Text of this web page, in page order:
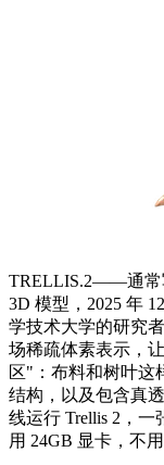
TRELLIS.2——通常
3D 模型，2025 年
学技术大学的研究
场稀疏体素表示，
区"：布料和树叶这
结构，以及包含真
线运行 Trellis 2，
用 24GB 显卡，不